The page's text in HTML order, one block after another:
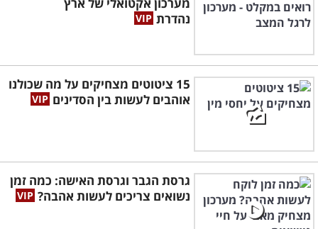
מערכון אקטואלי של ארץ
נהדרת
15 ציטוטים מצחיקים על מה שכולנו
אוהבים לעשות בין הסדינים
גרסת הגבר וגרסת האישה: כמה זמן
נשואים צריכים לעשות אהבה?